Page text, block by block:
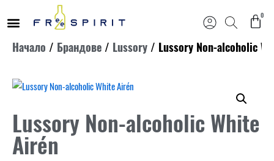
към
0
Начало / Брандове / Lussory / Lussory Non-alcoholic
Lussory Non-alcoholic White
Airén